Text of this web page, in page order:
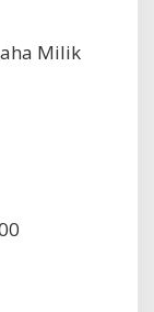
Milik